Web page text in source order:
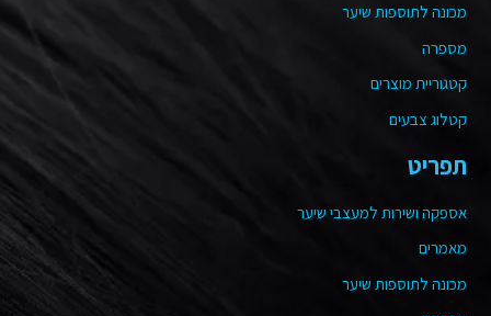
מכונה לתוספות שיער
מספרה
קטגוריית מוצרים
קטלוג צבעים
תפריט
אספקה ושירות למעצבי שיער
מאמרים
מכונה לתוספות שיער